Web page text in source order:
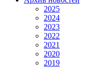
2025
2024
2023
2022
2021
2020
2019